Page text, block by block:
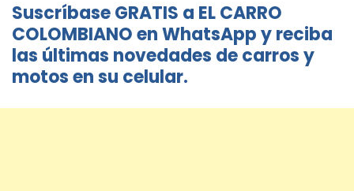
Suscríbase GRATIS a EL CARRO
COLOMBIANO en WhatsApp y reciba
las últimas novedades de carros y
motos en su celular.